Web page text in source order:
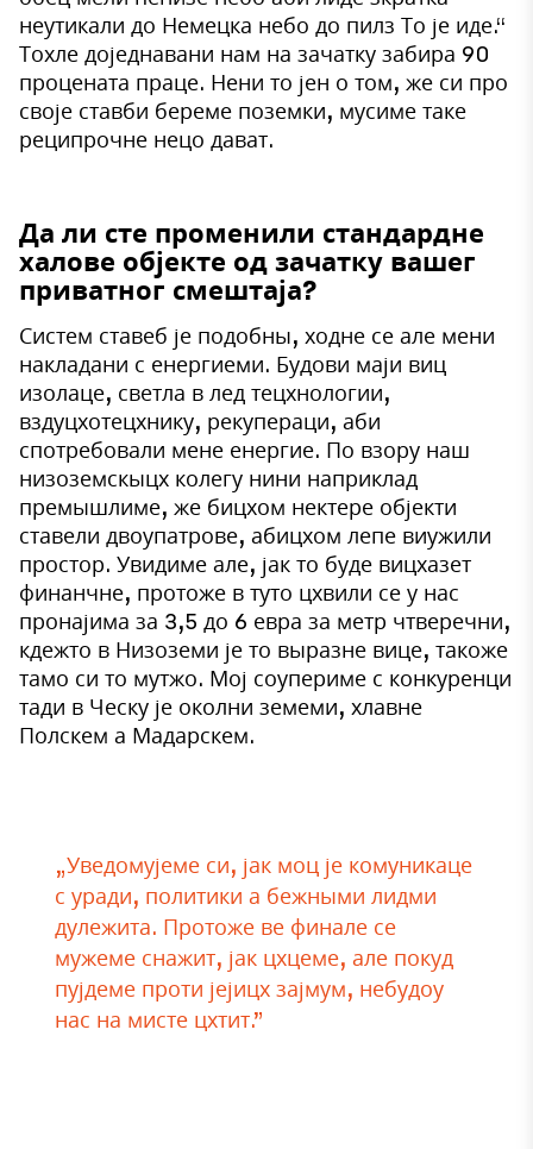
неутикали до Немецка небо до пилз То је иде.“
Тохле доједнавани нам на зачатку забира 90
процената праце. Нени то јен о том, же си про
своје ставби береме поземки, мусиме таке
реципрочне нецо дават.
Да ли сте променили стандардне
халове објекте од зачатку вашег
приватног смештаја?
Систем ставеб је подобны, ходне се але мени
накладани с енергиеми. Будови маји виц
изолаце, светла в лед тецхнологии,
вздуцхотецхнику, рекупераци, аби
спотребовали мене енергие. По взору наш
низоземскыцх колегу нини наприклад
премышлиме, же бицхом нектере објекти
ставели двоупатрове, абицхом лепе виужили
простор. Увидиме але, јак то буде вицхазет
финанчне, протоже в туто цхвили се у нас
пронајима за 3,5 до 6 евра за метр чтверечни,
кдежто в Низоземи је то выразне вице, такоже
тамо си то мутжо. Мој соупериме с конкуренци
тади в Ческу је околни земеми, хлавне
Полскем а Мадарскем.
„Уведомујеме си, јак моц је комуникаце
с уради, политики а бежными лидми
дулежита. Протоже ве финале се
мужеме снажит, јак цхцеме, але покуд
пујдеме проти јејицх зајмум, небудоу
нас на мисте цхтит.”